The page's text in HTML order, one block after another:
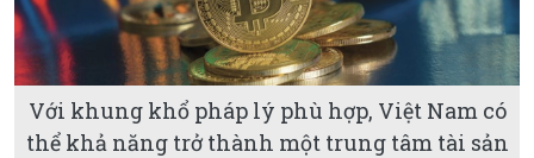
Với khung khổ pháp lý phù hợp, Việt Nam có
thể khả năng trở thành một trung tâm tài sản